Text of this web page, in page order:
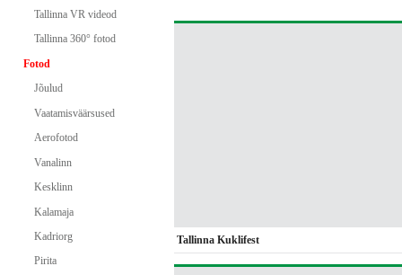
Tallinna VR videod
Tallinna 360° fotod
Fotod
Jõulud
Vaatamisväärsused
Aerofotod
Vanalinn
Kesklinn
Kalamaja
Kadriorg
Pirita
Tallinna Kuklifest